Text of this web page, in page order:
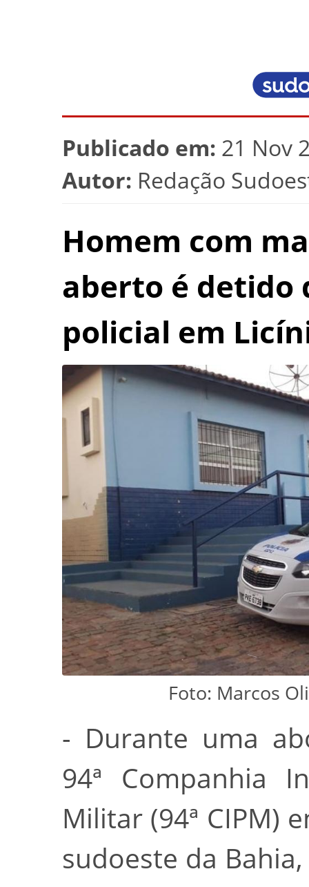
Publicado em: 21 Nov
Autor: Redação
Homem com
aberto é detido
policial em
Foto: Marcos
- Durante uma
94ª Companhia
Militar (94ª CIPM)
sudoeste da